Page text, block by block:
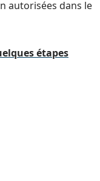
autorisées dans le
étapes